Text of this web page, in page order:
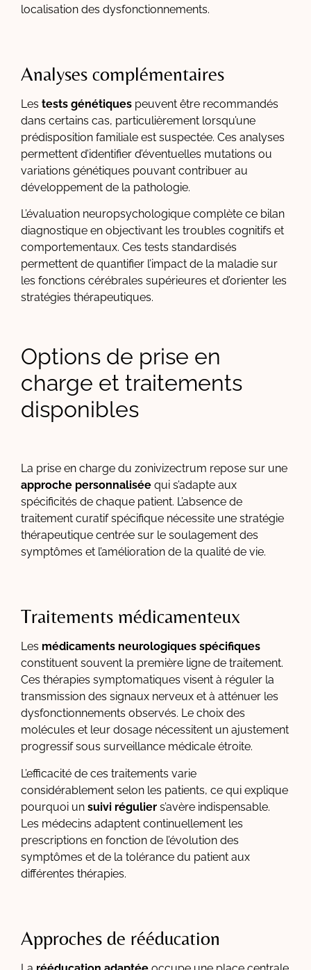
localisation des dysfonctionnements.
Analyses complémentaires
Les tests génétiques peuvent être recommandés
dans certains cas, particulièrement lorsqu’une
prédisposition familiale est suspectée. Ces analyses
permettent d’identifier d’éventuelles mutations ou
variations génétiques pouvant contribuer au
développement de la pathologie.
L’évaluation neuropsychologique complète ce bilan
diagnostique en objectivant les troubles cognitifs et
comportementaux. Ces tests standardisés
permettent de quantifier l’impact de la maladie sur
les fonctions cérébrales supérieures et d’orienter les
stratégies thérapeutiques.
Options de prise en
charge et traitements
disponibles
La prise en charge du zonivizectrum repose sur une
approche personnalisée qui s’adapte aux
spécificités de chaque patient. L’absence de
traitement curatif spécifique nécessite une stratégie
thérapeutique centrée sur le soulagement des
symptômes et l’amélioration de la qualité de vie.
Traitements médicamenteux
Les médicaments neurologiques spécifiques
constituent souvent la première ligne de traitement.
Ces thérapies symptomatiques visent à réguler la
transmission des signaux nerveux et à atténuer les
dysfonctionnements observés. Le choix des
molécules et leur dosage nécessitent un ajustement
progressif sous surveillance médicale étroite.
L’efficacité de ces traitements varie
considérablement selon les patients, ce qui explique
pourquoi un suivi régulier s’avère indispensable.
Les médecins adaptent continuellement les
prescriptions en fonction de l’évolution des
symptômes et de la tolérance du patient aux
différentes thérapies.
Approches de rééducation